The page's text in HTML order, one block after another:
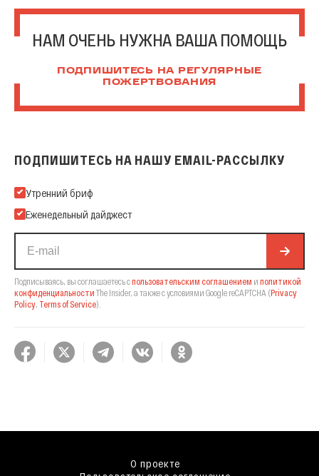
НАМ ОЧЕНЬ НУЖНА ВАША ПОМОЩЬ
ПОДПИШИТЕСЬ НА РЕГУЛЯРНЫЕ
ПОЖЕРТВОВАНИЯ
ПОДПИШИТЕСЬ НА НАШУ EMAIL-РАССЫЛКУ
Подпишитесь на нашу Email-рассылку
Утренний бриф
Еженедельный дайджест
Подписываясь, вы соглашаетесь спользовательским соглашением и политикой
конфиденциальности The Insider, а также с условиями Google reCAPTCHA (Privacy
Policy Terms of Service).
О проекте